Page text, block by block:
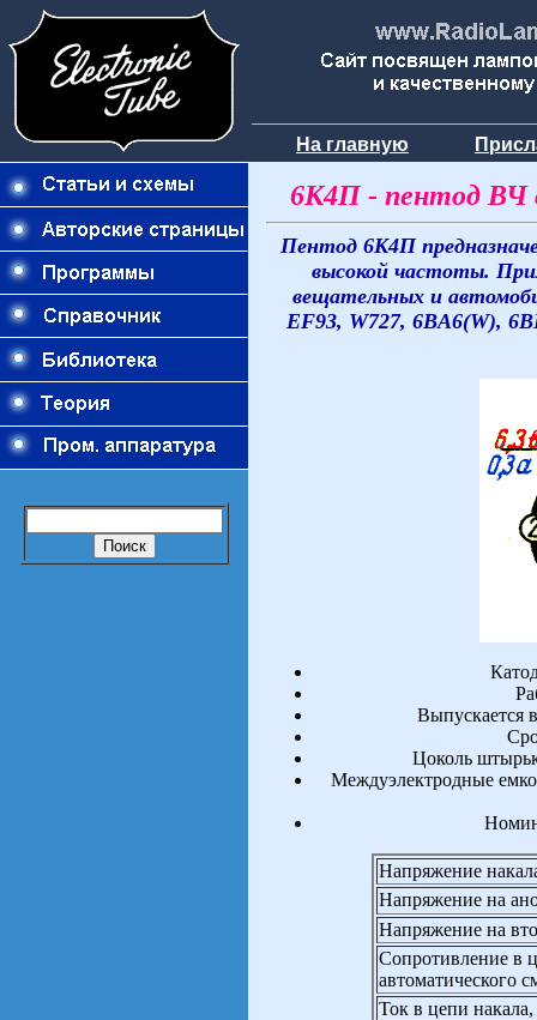
На главную
6К4П - пентод ВЧ
Пентод 6К4П
высокой частоты.
вещательных и
EF93, W727, 6BA6(W),
Выпускается
Цоколь
Междуэлектродные
Напряжение
Напряжение на
Напряжение на
Сопротивление в
автоматического
Ток в цепи